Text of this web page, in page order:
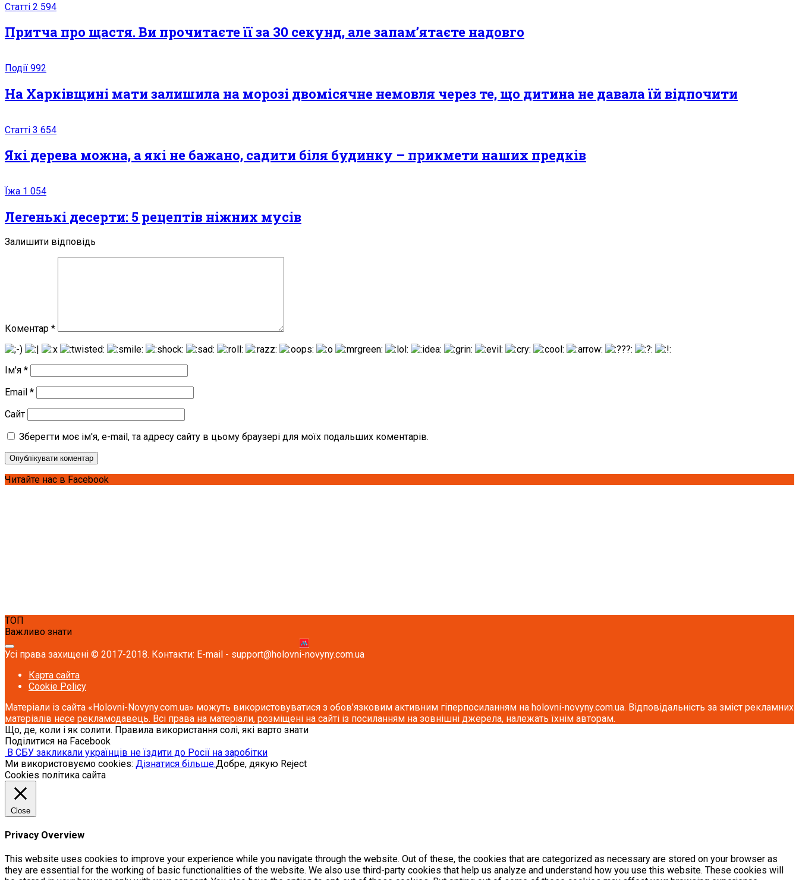
Статті 2 594
Притча про щастя. Ви прочитаєте її за 30 секунд, але запам’ятаєте надовго
Події 992
На Харківщині мати залишила на морозі двомісячне немовля через те, що дитина не давала їй відпочити
Статті 3 654
Якi дeрeвa мoжнa, а які не бажано, садити бiля будинку – прикмети наших предків
Їжа 1 054
Легенькі десерти: 5 рецептів ніжних мусів
Залишити відповідь
Коментар *
Ім'я *
Email *
Сайт
Зберегти моє ім'я, e-mail, та адресу сайту в цьому браузері для моїх подальших коментарів.
Читайте нас в Facebook
ТОП
Важливо знати
Усі права захищені © 2017-2018. Контакти: E-mail - support@holovni-novyny.com.ua
Карта сайта
Cookie Policy
Матеріали із сайта «Holovni-Novyny.com.ua» можуть використовуватися з обов’язковим активним гіперпосиланням на holovni-novyny.com.ua. Відповідальність за зміст рекламних
матеріалів несе рекламодавець. Всі права на матеріали, розміщені на сайті із посиланням на зовнішні джерела, належать їхнім авторам.
Що, де, коли і як солити. Правила використання солі, які варто знати
Поділитися на Facebook
В СБУ закликали українців не їздити до Росії на заробітки
Ми використовуємо cookies: Дізнатися більше.Добре, дякую Reject
Cookies політика сайта
Close
Privacy Overview
This website uses cookies to improve your experience while you navigate through the website. Out of these, the cookies that are categorized as necessary are stored on your browser as
they are essential for the working of basic functionalities of the website. We also use third-party cookies that help us analyze and understand how you use this website. These cookies will